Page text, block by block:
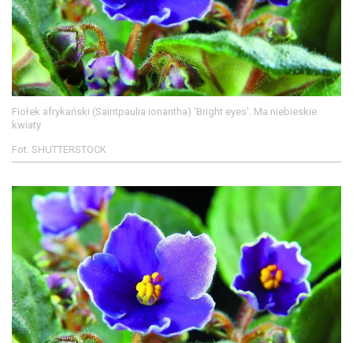
Fiołek afrykański (Saintpaulia ionantha) 'Bright eyes'. Ma niebieskie
kwiaty
Fot. SHUTTERSTOCK